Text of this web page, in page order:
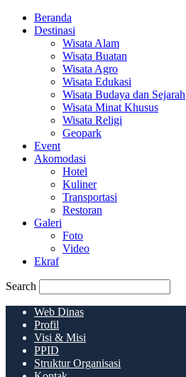
Beranda
Destinasi
Wisata Alam
Wisata Buatan
Wisata Agro
Wisata Edukasi
Wisata Budaya dan Sejarah
Wisata Minat Khusus
Wisata Religi
Geopark
Event
Akomodasi
Hotel
Kuliner
Transportasi
Restoran
Galeri
Foto
Video
Ekraf
Search
Web Dinas
Profil
Visi & Misi
PPID
Struktur Organisasi